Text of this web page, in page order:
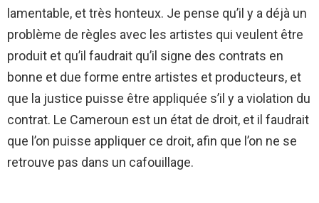
lamentable, et très honteux. Je pense qu’il y a déjà un
problème de règles avec les artistes qui veulent être
produit et qu’il faudrait qu’il signe des contrats en
bonne et due forme entre artistes et producteurs, et
que la justice puisse être appliquée s’il y a violation du
contrat. Le Cameroun est un état de droit, et il faudrait
que l’on puisse appliquer ce droit, afin que l’on ne se
retrouve pas dans un cafouillage.